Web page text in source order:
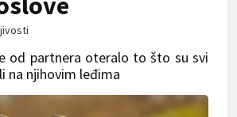
od partnera oteralo to što su svi
na njihovim leđima